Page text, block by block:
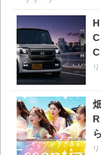
れる曲は？ -
リサーチ